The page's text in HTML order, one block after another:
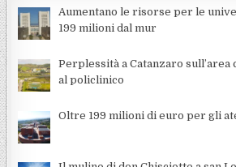
Aumentano le risorse per le
199 milioni dal mur
Perplessità a Catanzaro
al policlinico
Oltre 199 milioni di euro per gli